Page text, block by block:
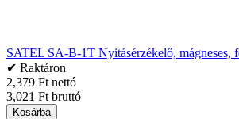
SATEL SA-B-1T Nyitásérzékelő, mágneses,
✔ Raktáron
2,379 Ft nettó
3,021 Ft bruttó
Kosárba